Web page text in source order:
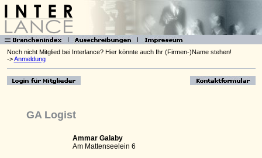
Noch nicht Mitglied bei Interlance? Hier könnte auch Ihr (Firmen-)Name stehen!
->Anmeldung
GA Logist
Ammar Galaby
Am Mattenseelein 6